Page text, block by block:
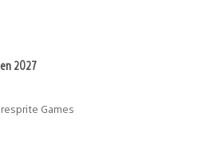
2027
Games